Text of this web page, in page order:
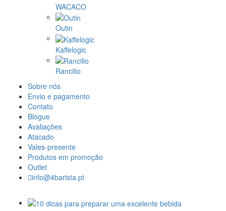
WACACO
Outin
Kaffelogic
Rancilio
Sobre nós
Envio e pagamento
Contato
Blogue
Avaliações
Atacado
Vales-presente
Produtos em promoção
Outlet
info@4barista.pt